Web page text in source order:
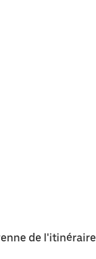
de l'itinéraire